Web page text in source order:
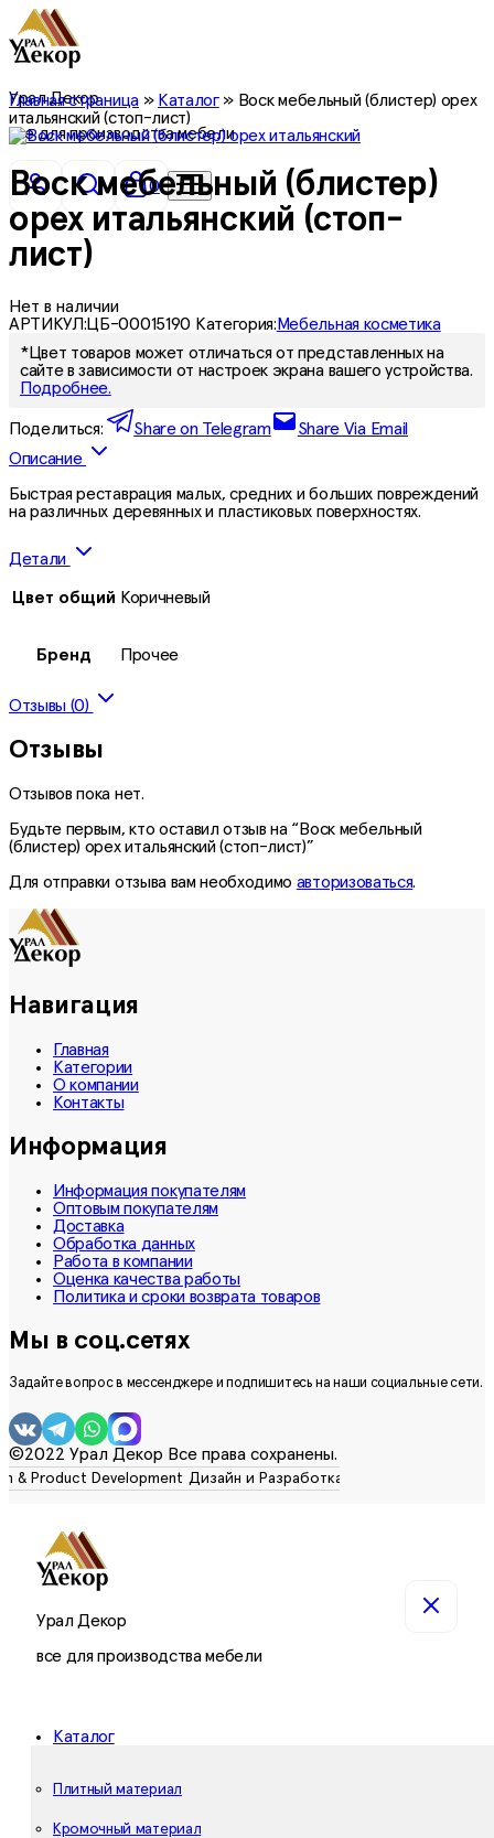
Урал Декор
все для производства мебели
0
Главная страница» Каталог» Воск мебельный (блистер) орех
итальянский (стоп-лист)
Воск мебельный (блистер)
орех итальянский (стоп-
лист)
Нет в наличии
АРТИКУЛ:ЦБ-00015190 Категория: Мебельная косметика
*Цвет товаров может отличаться от представленных на
сайте в зависимости от настроек экрана вашего устройства.
Подробнее.
Поделиться: Share on Telegram
Share Via Email
Описание
Быстрая реставрация малых, средних и больших повреждений
на различных деревянных и пластиковых поверхностях.
Детали
Цвет общий Коричневый
Бренд Прочее
Отзывы (0)
Отзывы
Отзывов пока нет.
Будьте первым, кто оставил отзыв на “Воск мебельный
(блистер) орех итальянский (стоп-лист)”
Для отправки отзыва вам необходимо авторизоваться.
Навигация
Главная
Категории
О компании
Контакты
Информация
Информация покупателям
Оптовым покупателям
Доставка
Обработка данных
Работа в компании
Оценка качества работы
Политика и сроки возврата товаров
Мы в соц.сетях
Задайте вопрос в мессенджере и подпишитесь на наши социальные сети.
©2022 Урал Декор Все права сохранены.
Урал Декор
все для производства мебели
Каталог
Плитный материал
Кромочный материал